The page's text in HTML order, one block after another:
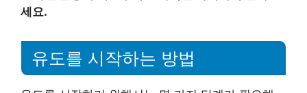
세요.
유도를 시작하는 방법